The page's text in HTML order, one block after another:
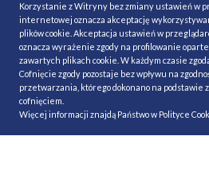
NAUKOWA FUNDACJA
KONTAKT
Korzystanie z Witryny bez zmiany ustawień w
internetowej oznacza akceptację
plików cookie. Akceptacja ustawień w
oznacza wyrażenie zgody na profilowanie
zawartych plikach cookie. W każdym czasie
Cofnięcie zgody pozostaje bez wpływu na
przetwarzania, którego dokonano na podstawie
cofnięciem.
Więcej informacji znajdą Państwo w Polityce